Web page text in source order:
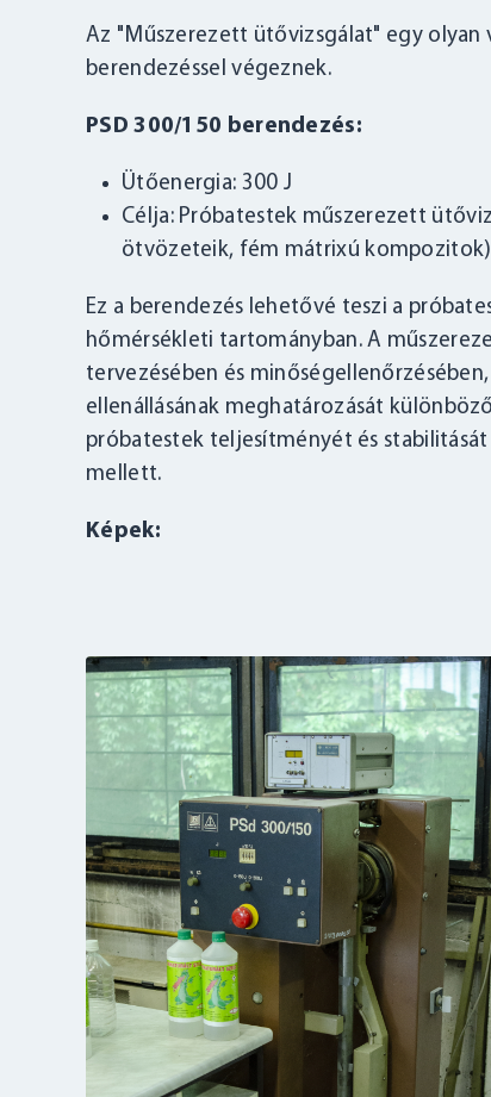
Az "Műszerezett ütővizsgálat" egy olyan
berendezéssel végeznek.
PSD 300/150 berendezés:
Ütőenergia: 300 J
Célja: Próbatestek műszerezett
ötvözeteik, fém mátrixú
Ez a berendezés lehetővé teszi a
hőmérsékleti tartományban. A
tervezésében és
ellenállásának meghatározását
próbatestek teljesítményét és
mellett.
Képek: